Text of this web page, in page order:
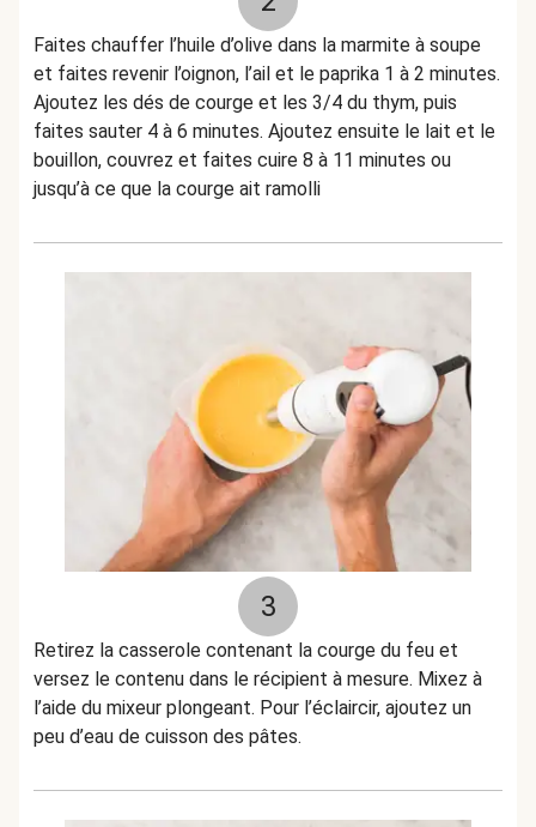
Faites chauffer l’huile d’olive dans la marmite à soupe
et faites revenir l’oignon, l’ail et le paprika 1 à 2 minutes.
Ajoutez les dés de courge et les 3/4 du thym, puis
faites sauter 4 à 6 minutes. Ajoutez ensuite le lait et le
bouillon, couvrez et faites cuire 8 à 11 minutes ou
jusqu’à ce que la courge ait ramolli
3
Retirez la casserole contenant la courge du feu et
versez le contenu dans le récipient à mesure. Mixez à
l’aide du mixeur plongeant. Pour l’éclaircir, ajoutez un
peu d’eau de cuisson des pâtes.